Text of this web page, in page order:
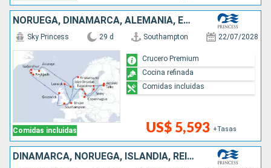
NORUEGA, DINAMARCA, ALEMANIA, ESTONIA, FINLANDIA, SUECIA, ISLANDIA, REINO UNIDO, BÉLGICA
Comidas incluidas
Sky Princess 29 d Southampton 22/07/2028
US$ 5,593 +Tasas
Crucero Premium
Cocina refinada
Comidas incluidas
DINAMARCA, NORUEGA, ISLANDIA, REINO UNIDO, BÉLGICA, CANADÁ, IRLANDA, PAISES BAJOS, ALEMANIA